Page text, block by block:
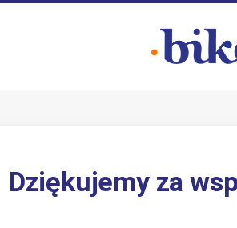
Dziękujemy za